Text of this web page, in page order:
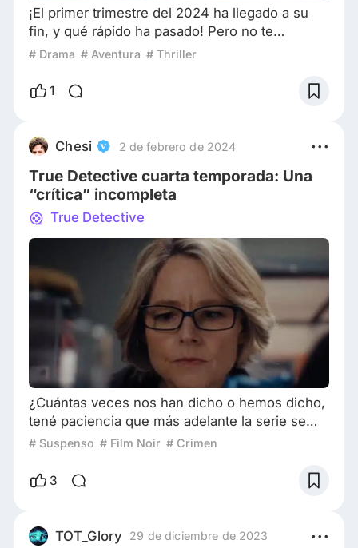
¡El primer trimestre del 2024 ha llegado a su
fin, y qué rápido ha pasado! Pero no te
preocupes, porque nos ha dejado un tesoro de
presento tres verdaderas joyas que destacan
selección te ofrecerá emocionantes
maratones, ¡y hay opciones para todos los
gustos! Mas
# Drama # Aventura # Thriller
1
Chesi 2 de febrero de 2024
True Detective cuarta temporada: Una
“crítica” incompleta
True Detective
¿Cuántas veces nos han dicho o hemos dicho,
tené paciencia que más adelante la serie se
pone buena? “Esperá hasta el capítulo 4, no
han llegado a decir “En el capítulo 8 el punto
pero la segunda, UF”. ¿8 capítulos? ¿Una
# Suspenso # Film Noir # Crimen
3
TOT_Glory 29 de diciembre de 2023